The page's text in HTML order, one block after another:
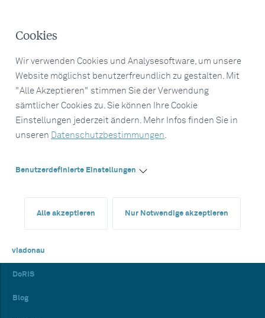
Cookies
Wir verwenden Cookies und Analysesoftware, um unsere
Website möglichst benutzerfreundlich zu gestalten. Mit
"Alle Akzeptieren" stimmen Sie der Verwendung
sämtlicher Cookies zu. Sie können Ihre Cookie
Einstellungen jederzeit ändern. Mehr Infos finden Sie in
unseren Datenschutzbestimmungen.
Benutzerdefinierte Einstellungen
Alle akzeptieren Nur Notwendige akzeptieren
viadonau
DoRIS
Blog